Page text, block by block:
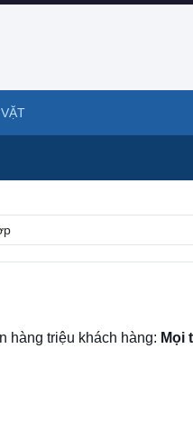
hàng triệu khách hàng: Mọi